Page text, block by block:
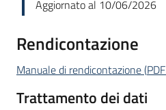
Aggiornato al 10/06/2026
Rendicontazione
Manuale di rendicontazione(PDF
Trattamento dei dati